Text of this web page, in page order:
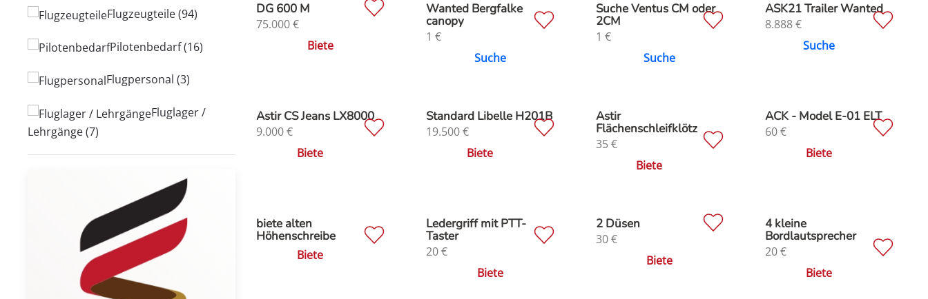
Flugzeugteile(94)
Pilotenbedarf(16)
Flugpersonal (3)
Fluglager /
Lehrgänge(7)
DG 600 M
75.000€
Biete
Wanted Bergfalke
canopy
1 €
Suche
Suche Ventus CM oder
2CM
1 €
Suche
ASK21 Trailer Wanted
8.888€
Suche
Astir CS Jeans LX8000
9.000€
Biete
Standard Libelle H201B
19.500€
Biete
Astir
Flächenschleifklötz
35 €
Biete
ACK - Model E-01 ELT
60€
Biete
biete alten
Höhenschreibe
Biete
Ledergriff mit PTT-
Taster
20€
Biete
2 Düsen
30 €
Biete
4 kleine
Bordlautsprecher
20€
Biete